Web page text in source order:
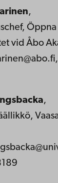
,
Öppna
vid Åbo
,